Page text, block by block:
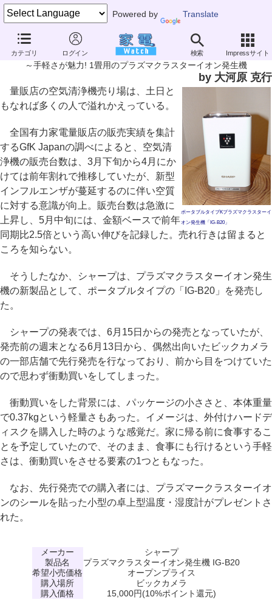
Powered by Translate
カテゴリ ログイン 検索 Impressサイト
家電製品ミニレビュー
シャープ「プラズマクラスターイオン発生機 IG-B20」
～手軽さが魅力! 1畳用のプラズマクラスターイオン発生機
by 大河原 克行
ポータブルタイプKプラズマクラスターイ
オン発生機「IG-B20」
量販店の空気清浄機売り場は、土日と
もなれば多くの人で溢れかえっている。
全国有力家電量販店の販売実績を集計
するGfK Japanの調べによると、空気清
浄機の販売台数は、3月下旬から4月にか
けては前年割れで推移していたが、新型
インフルエンザが蔓延するのに伴い空質
に対する意識が向上。販売台数は急激に
上昇し、5月中旬には、金額ベースで前年
同期比2.5倍という高い伸びを記録した。売れ行きは留まると
ころを知らない。
そうしたなか、シャープは、プラズマクラスターイオン発生
機の新製品として、ポータブルタイプの「IG-B20」を発売し
た。
シャープの発表では、6月15日からの発売となっていたが、
発売前の週末となる6月13日から、偶然出向いたビックカメラ
の一部店舗で先行発売を行なっており、前から目をつけていた
ので思わず衝動買いをしてしまった。
衝動買いをした背景には、パッケージの小ささと、本体重量
で0.37kgという軽量さもあった。イメージは、外付けハードデ
ィスクを購入した時のような感覚だ。家に帰る前に食事するこ
とを予定していたので、そのまま、食事にも行けるという手軽
さは、衝動買いをさせる要素の1つともなった。
なお、先行発売での購入者には、プラズマークラスターイオ
ンのシールを貼った小型の卓上型温度・湿度計がプレゼントさ
れた。
メーカー
シャープ
製品名
プラズマクラスターイオン発生機 IG-B20
希望小売価格
オープンプライス
購入場所
ビックカメラ
購入価格
15,000円(10%ポイント還元)